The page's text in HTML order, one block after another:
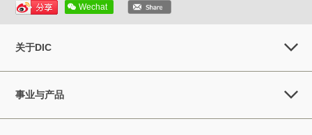
Wechat
关于DIC
事业与产品